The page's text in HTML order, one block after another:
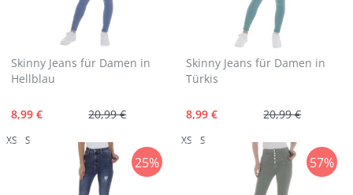
Skinny Jeans für Damen in
Hellblau
20,99 €
8,99 €
XS S
Skinny Jeans für Damen in
Türkis
20,99 €
8,99 €
XS S
25% 57%